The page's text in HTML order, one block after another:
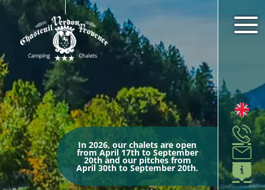
In 2026, our chalets are open
from April 17th to September
20th and our pitches from
April 30th to September 20th.